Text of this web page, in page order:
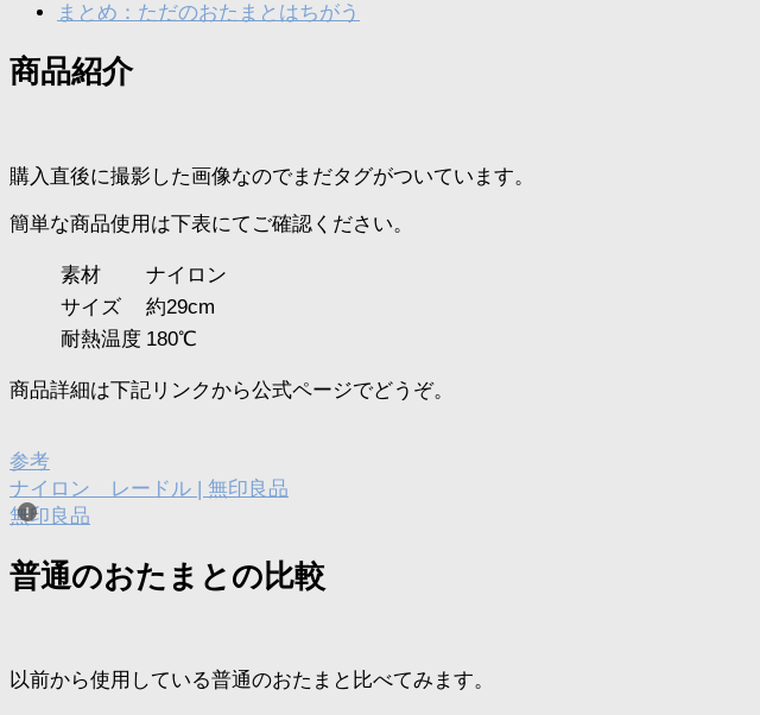
まとめ：ただのおたまとはちがう
商品紹介
購入直後に撮影した画像なのでまだタグがついています。
簡単な商品使用は下表にてご確認ください。
素材
ナイロン
サイズ
約29cm
耐熱温度 180℃
商品詳細は下記リンクから公式ページでどうぞ。
参考
ナイロン レードル | 無印良品
無印良品
普通のおたまとの比較
以前から使用している普通のおたまと比べてみます。